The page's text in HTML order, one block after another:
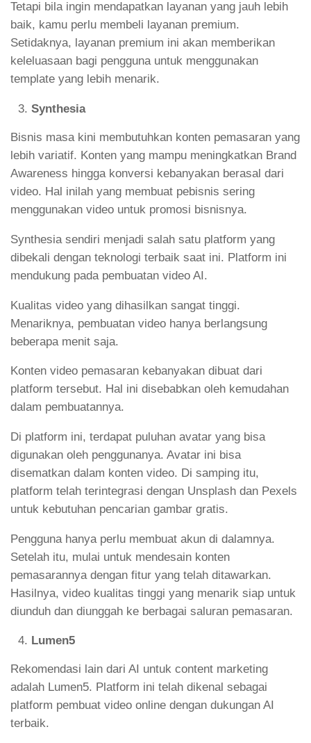
Tetapi bila ingin mendapatkan layanan yang jauh lebih
baik, kamu perlu membeli layanan premium.
Setidaknya, layanan premium ini akan memberikan
keleluasaan bagi pengguna untuk menggunakan
template yang lebih menarik.
Synthesia
Bisnis masa kini membutuhkan konten pemasaran yang
lebih variatif. Konten yang mampu meningkatkan Brand
Awareness hingga konversi kebanyakan berasal dari
video. Hal inilah yang membuat pebisnis sering
menggunakan video untuk promosi bisnisnya.
Synthesia sendiri menjadi salah satu platform yang
dibekali dengan teknologi terbaik saat ini. Platform ini
mendukung pada pembuatan video AI.
Kualitas video yang dihasilkan sangat tinggi.
Menariknya, pembuatan video hanya berlangsung
beberapa menit saja.
Konten video pemasaran kebanyakan dibuat dari
platform tersebut. Hal ini disebabkan oleh kemudahan
dalam pembuatannya.
Di platform ini, terdapat puluhan avatar yang bisa
digunakan oleh penggunanya. Avatar ini bisa
disematkan dalam konten video. Di samping itu,
platform telah terintegrasi dengan Unsplash dan Pexels
untuk kebutuhan pencarian gambar gratis.
Pengguna hanya perlu membuat akun di dalamnya.
Setelah itu, mulai untuk mendesain konten
pemasarannya dengan fitur yang telah ditawarkan.
Hasilnya, video kualitas tinggi yang menarik siap untuk
diunduh dan diunggah ke berbagai saluran pemasaran.
Lumen5
Rekomendasi lain dari AI untuk content marketing
adalah Lumen5. Platform ini telah dikenal sebagai
platform pembuat video online dengan dukungan AI
terbaik.